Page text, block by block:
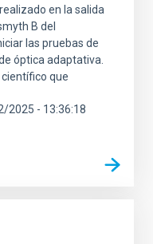
en la salida
B del
las pruebas de
óptica adaptativa.
que
2025 - 13:36:18